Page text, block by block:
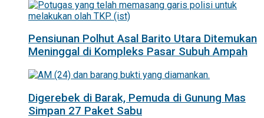
Pensiunan Polhut Asal Barito Utara Ditemukan
Meninggal di Kompleks Pasar Subuh Ampah
Digerebek di Barak, Pemuda di Gunung Mas
Simpan 27 Paket Sabu